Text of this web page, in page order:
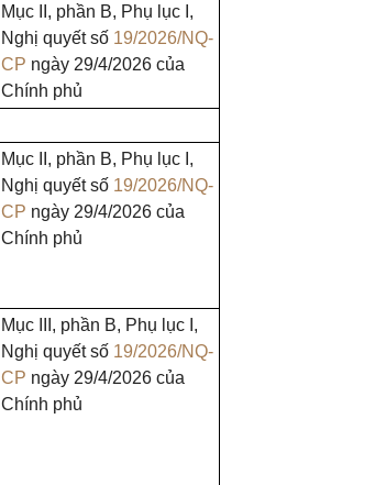
Mục II, phần B, Phụ lục I,
Nghị quyết số 19/2026/NQ-
CP ngày 29/4/2026 của
Chính phủ
Mục II, phần B, Phụ lục I,
Nghị quyết số 19/2026/NQ-
CP ngày 29/4/2026 của
Chính phủ
Mục III, phần B, Phụ lục I,
Nghị quyết số 19/2026/NQ-
CP ngày 29/4/2026 của
Chính phủ